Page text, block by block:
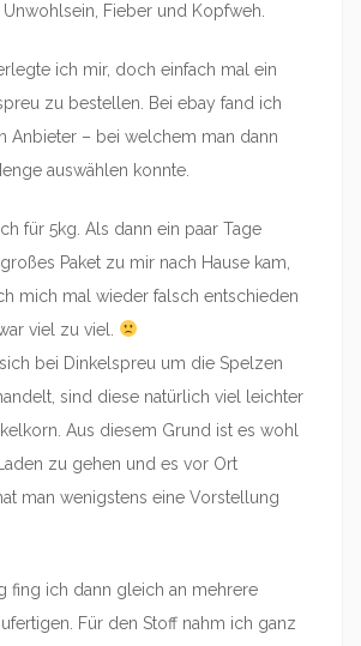
Fieber und Kopfweh.
ich mir, doch einfach mal ein
zu bestellen. Bei ebay fand ich
Anbieter – bei welchem man dann
auswählen konnte.
für 5kg. Als dann ein paar Tage
Paket zu mir nach Hause kam,
mich mal wieder falsch entschieden
viel zu viel.
bei Dinkelspreu um die Spelzen
sind diese natürlich viel leichter
Aus diesem Grund ist es wohl
zu gehen und es vor Ort
man wenigstens eine Vorstellung
fing ich dann gleich an mehrere
Für den Stoff nahm ich ganz